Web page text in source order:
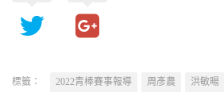
標籤： 2022青棒賽事報導 周彥農 洪敏暘